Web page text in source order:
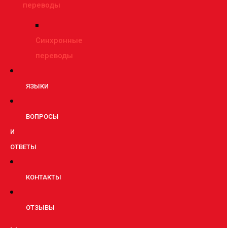
переводы
Синхронные
переводы
ЯЗЫКИ
ВОПРОСЫ
И
ОТВЕТЫ
КОНТАКТЫ
ОТЗЫВЫ